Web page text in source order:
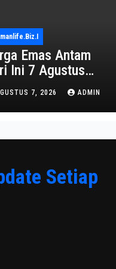
Emas Antam
Ini 7 Agustus
Turun Jadi
7, 2026 ADMIN
Setiap